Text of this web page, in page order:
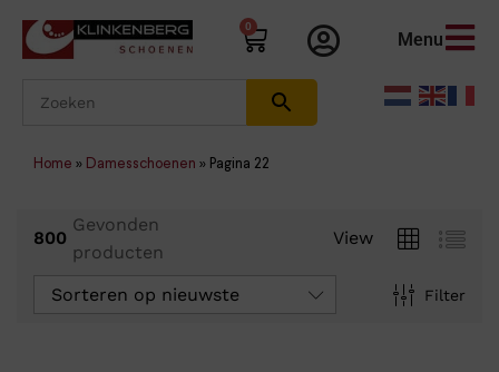
0
Menu
Home » Damesschoenen » Pagina 22
800
Gevonden
producten
View
Filter
Sorteren op nieuwste